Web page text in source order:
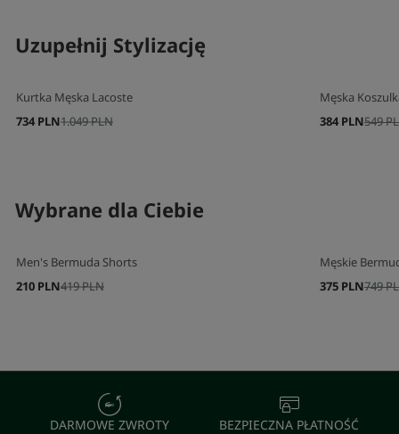
Uzupełnij Stylizację
Kurtka Męska Lacoste
1.049 PLN
734 PLN
Męska
549
384 PLN
Wybrane dla Ciebie
Men's Bermuda Shorts
419 PLN
210 PLN
Męskie
749
375 PLN
DARMOWE ZWROTY BEZPIECZNA PŁATNOŚĆ